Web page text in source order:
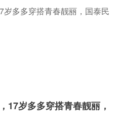
17岁多多穿搭青春靓丽，